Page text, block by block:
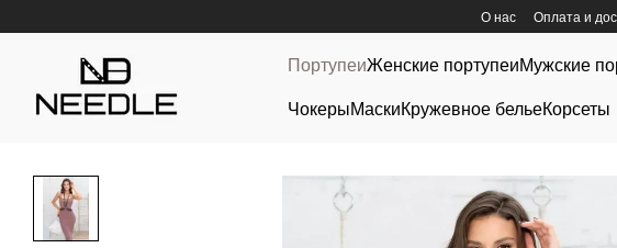
О нас Оплата и
ПортупеиЖенские портупеиМужские
ЧокерыМаскиКружевное бельеКорсеты